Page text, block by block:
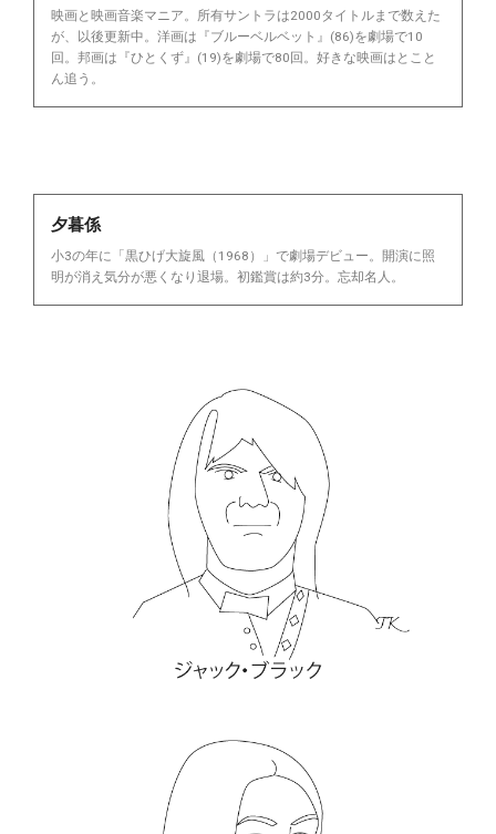
映画と映画音楽マニア。所有サントラは2000タイトルまで数えた
が、以後更新中。洋画は『ブルーベルベット』(86)を劇場で10
回。邦画は『ひとくず』(19)を劇場で80回。好きな映画はとこと
ん追う。
夕暮係
小3の年に「黒ひげ大旋風（1968）」で劇場デビュー。開演に照
明が消え気分が悪くなり退場。初鑑賞は約3分。忘却名人。